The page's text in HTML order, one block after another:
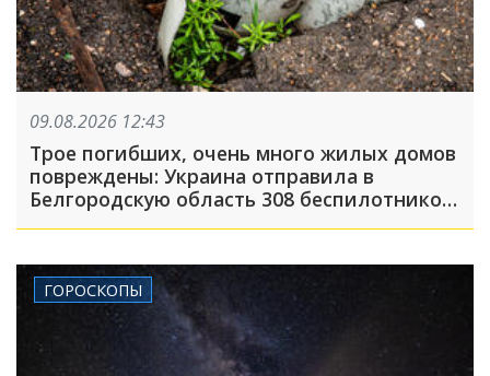
09.08.2026 12:43
Трое погибших, очень много жилых домов
повреждены: Украина отправила в
Белгородскую область 308 беспилотников,
ГОРОСКОПЫ